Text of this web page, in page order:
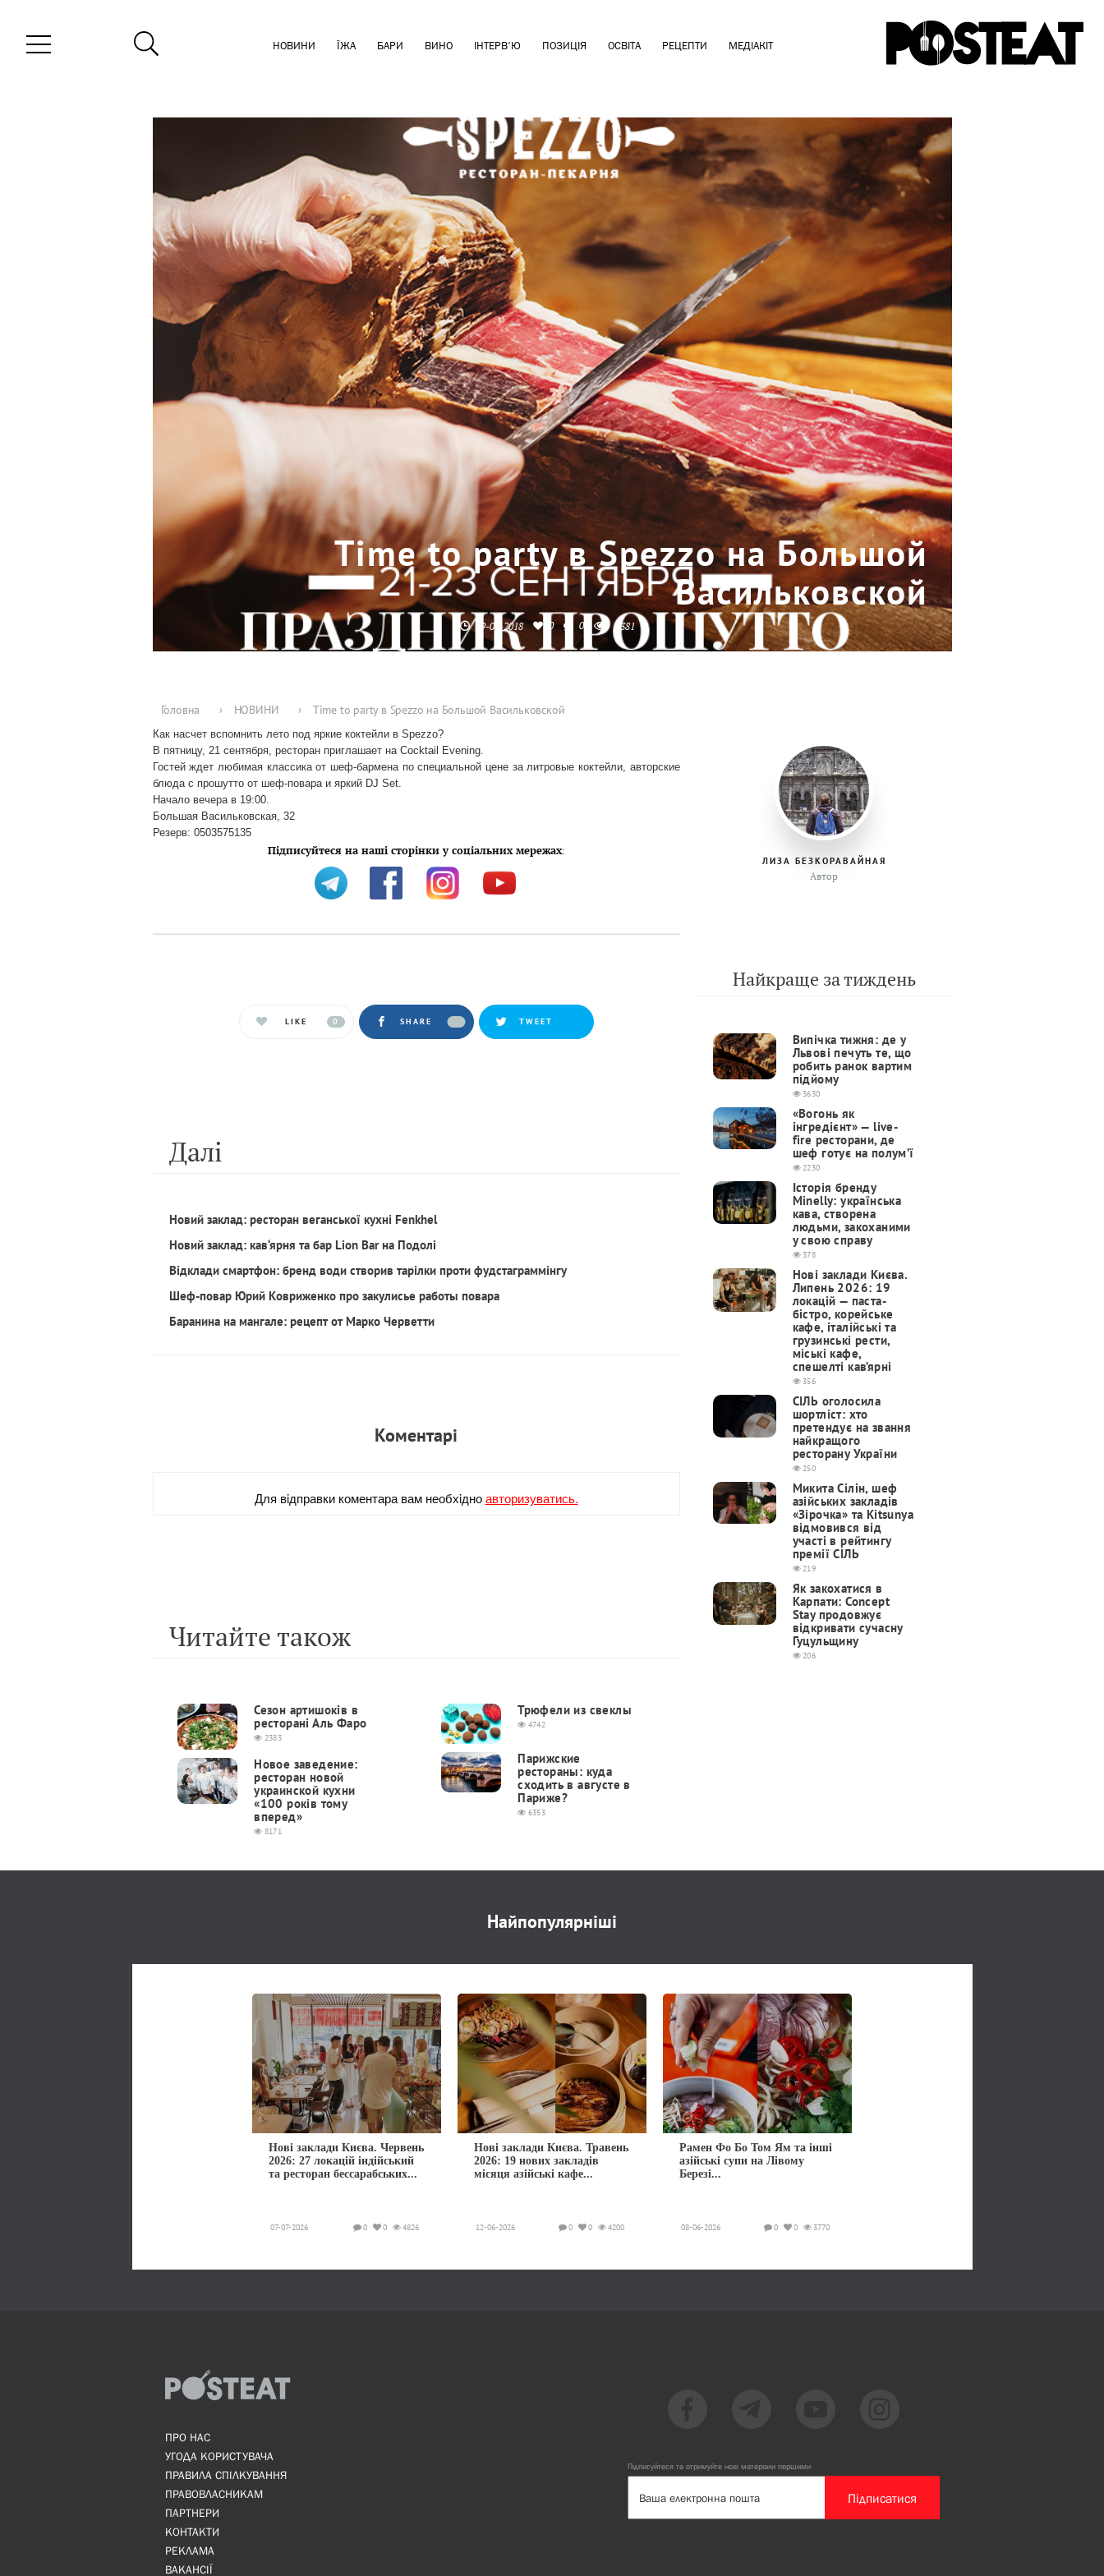
НОВИНИ ЇЖА БАРИ ВИНО ІНТЕРВ'Ю ПОЗИЦІЯ ОСВІТА РЕЦЕПТИ МЕДІАКІТ
Time to party в Spezzo на Большой
Васильковской
19-09-2018 0 0 2381
Головна › НОВИНИ › Time to party в Spezzo на Большой Васильковской
Как насчет вспомнить лето под яркие коктейли в Spezzo?
В пятницу, 21 сентября, ресторан приглашает на Cocktail Evening.
Гостей ждет любимая классика от шеф-бармена по специальной цене за литровые коктейли, авторские
блюда с прошутто от шеф-повара и яркий DJ Set.
Начало вечера в 19:00.
Большая Васильковская, 32
Резерв: 0503575135
Підписуйтеся на наші сторінки у соціальних мережах:
LIKE 0 SHARE TWEET
Далi
Новий заклад: ресторан веганської кухні Fenkhel
Новий заклад: кав‘ярня та бар Lion Bar на Подолі
Відклади смартфон: бренд води створив тарілки проти фудстаграммінгу
Шеф-повар Юрий Ковриженко про закулисье работы повара
Баранина на мангале: рецепт от Марко Черветти
Коментарi
Для вiдправки коментара вам необхiдноавторизуватись.
Читайте також
Сезон артишоків в
ресторані Аль Фаро
2383
Новое заведение:
ресторан новой
украинской кухни
«100 років тому
вперед»
8171
Трюфели из свеклы
4742
Парижские
рестораны: куда
сходить в августе в
Париже?
6353
ЛИЗА БЕЗКОРАВАЙНАЯ
Автор
Найкраще за тиждень
Випічка тижня: де у
Львові печуть те, що
робить ранок вартим
підйому
3630
«Вогонь як
інгредієнт» — live-
fire ресторани, де
шеф готує на полум’ї
2230
Історія бренду
Minelly: українська
кава, створена
людьми, закоханими
у свою справу
378
Нові заклади Києва.
Липень 2026: 19
локацій — паста-
бістро, корейське
кафе, італійські та
грузинські рести,
міські кафе,
спешелті кав’ярні
356
СІЛЬ оголосила
шортліст: хто
претендує на звання
найкращого
ресторану України
250
Микита Сілін, шеф
азійських закладів
«Зірочка» та Kitsunya
відмовився від
участі в рейтингу
премії СІЛЬ
219
Як закохатися в
Карпати: Concept
Stay продовжує
відкривати сучасну
Гуцульщину
206
Найпопулярніші
Нові заклади Києва. Червень
2026: 27 локацій індійський
та ресторан бессарабських...
07-07-2026 4826
0
0
Нові заклади Києва. Травень
2026: 19 нових закладів
місяця азійські кафе...
12-06-2026 4200
0
0
Рамен Фо Бо Том Ям та інші
азійські супи на Лівому
Березі...
08-06-2026 3770
0
0
ПРО НАС
УГОДА КОРИСТУВАЧА
ПРАВИЛА СПІЛКУВАННЯ
ПРАВОВЛАСНИКАМ
ПАРТНЕРИ
КОНТАКТИ
РЕКЛАМА
ВАКАНСІЇ
Підписуйтеся та отримуйте нові матеріали першими
Підписатися